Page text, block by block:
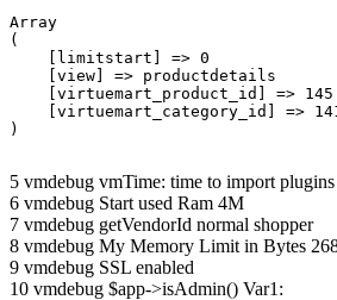
Array
(
    [limitstart] => 0
    [view] => productdetails
    [virtuemart_product_id] => 145
[virtuemart_category_id] =>
5 vmdebug vmTime: time to import
6 vmdebug Start used Ram 4M
7 vmdebug getVendorId normal shopper
8 vmdebug My Memory Limit in Bytes
9 vmdebug SSL enabled
10 vmdebug $app->isAdmin() Var1: